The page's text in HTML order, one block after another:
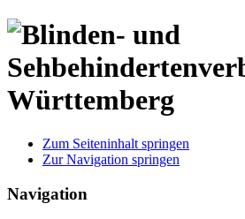
Zum Seiteninhalt springen
Zur Navigation springen
Navigation